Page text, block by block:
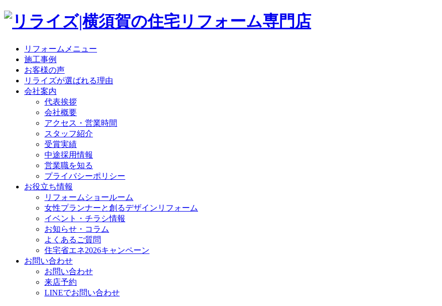
リフォームメニュー
施工事例
お客様の声
リライズが選ばれる理由
会社案内
代表挨拶
会社概要
アクセス・営業時間
スタッフ紹介
受賞実績
中途採用情報
営業職を知る
プライバシーポリシー
お役立ち情報
リフォームショールーム
女性プランナーと創るデザインリフォーム
イベント・チラシ情報
お知らせ・コラム
よくあるご質問
住宅省エネ2026キャンペーン
お問い合わせ
お問い合わせ
来店予約
LINEでお問い合わせ